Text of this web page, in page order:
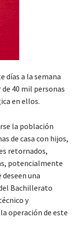
días a la semana
de 40 mil personas
en ellos.
la población
de casa con hijos,
retornados,
potencialmente
una
Bachillerato
y
operación de este